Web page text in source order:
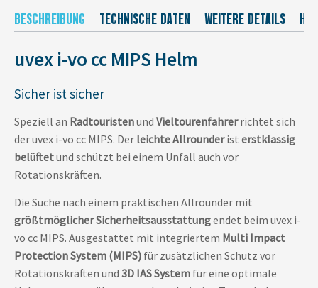
BESCHREIBUNG TECHNISCHE DATEN WEITERE DETAILS
uvex i-vo cc MIPS Helm
Sicher ist sicher
Speziell an Radtouristenund Vieltourenfahrerrichtet sich
der uvex i-vo cc MIPS. Der leichte Allrounderist erstklassig
belüftetund schützt bei einem Unfall auch vor
Rotationskräften.
Die Suche nach einem praktischen Allrounder mit
größtmöglicher Sicherheitsausstattungendet beim uvex i-
vo cc MIPS. Ausgestattet mit integriertem Multi Impact
Protection System (MIPS) für zusätzlichen Schutz vor
Rotationskräften und 3D IAS System für eine optimale